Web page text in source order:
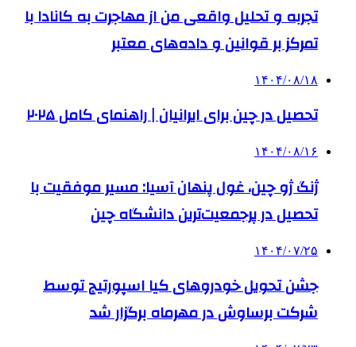
تجربه و تحلیل واقعی من از مهاجرت به کانادا با
تمرکز بر قوانین و داده‌های معتبر
۱۴۰۴/۰۸/۱۸
تحصیل در چین برای ایرانیان | راهنمای کامل ۲۰۲۵
۱۴۰۴/۰۸/۱۶
ژنگ ژو چین، غول پنهان آسیا: مسیر موفقیت با
تحصیل در پرجمعیت‌ترین دانشگاه چین
۱۴۰۴/۰۷/۲۵
جشن تحویل خودروهای کیا اسپورتیج توسط
شرکت برساوش در مهرماه برگزار شد